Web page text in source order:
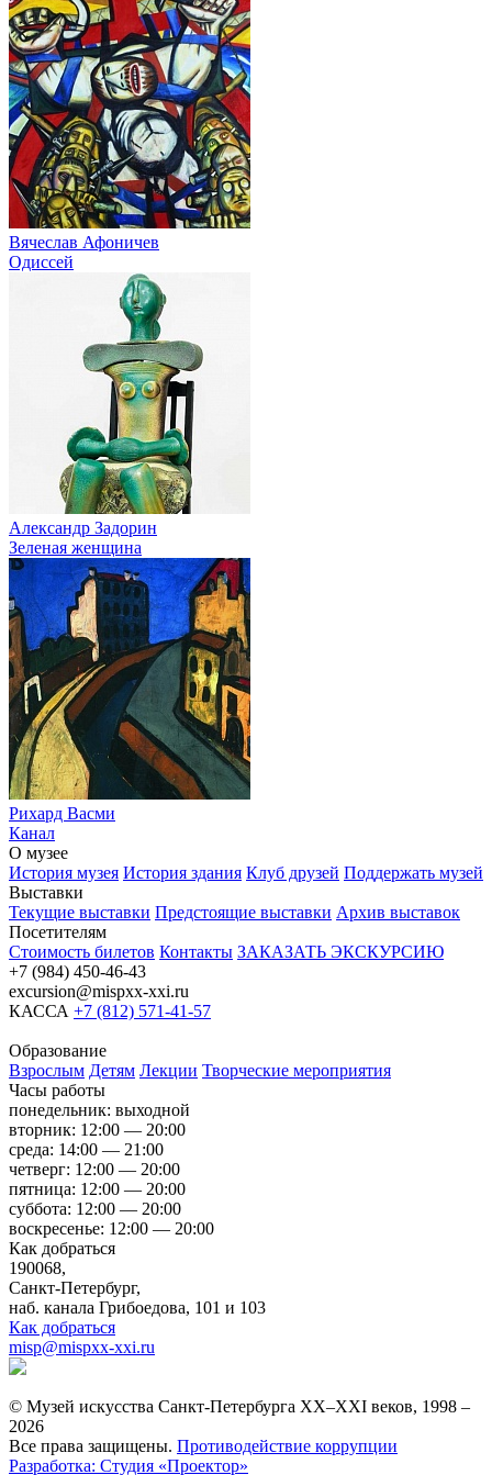
Вячеслав Афоничев
Одиссей
Александр Задорин
Зеленая женщина
Рихард Васми
Канал
О музее
История музея История здания Клуб друзей Поддержать музей
Выставки
Текущие выставки Предстоящие выставки Архив выставок
Посетителям
Стоимость билетов Контакты ЗАКАЗАТЬ ЭКСКУРСИЮ
+7 (984) 450-46-43
excursion@mispxx-xxi.ru
КАССА +7 (812) 571-41-57
Образование
Взрослым Детям Лекции Творческие мероприятия
Часы работы
понедельник: выходной
вторник: 12:00 — 20:00
среда: 14:00 — 21:00
четверг: 12:00 — 20:00
пятница: 12:00 — 20:00
суббота: 12:00 — 20:00
воскресенье: 12:00 — 20:00
Как добраться
190068,
Санкт-Петербург,
наб. канала Грибоедова, 101 и 103
Как добраться
misp@mispxx-xxi.ru
© Музей искусства Санкт-Петербурга XX–XXI веков, 1998 –
2026
Все права защищены. Противодействие коррупции
Разработка: Студия «Проектор»